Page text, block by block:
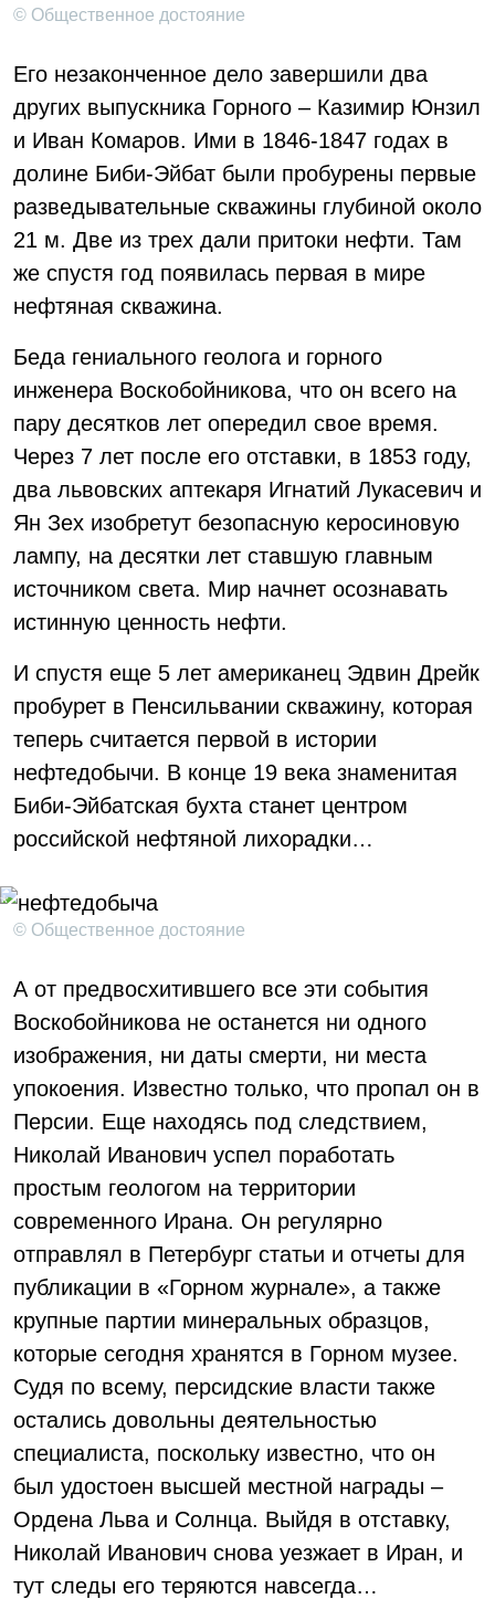
© Общественное достояние
Его незаконченное дело завершили два
других выпускника Горного – Казимир Юнзил
и Иван Комаров. Ими в 1846-1847 годах в
долине Биби-Эйбат были пробурены первые
разведывательные скважины глубиной около
21 м. Две из трех дали притоки нефти. Там
же спустя год появилась первая в мире
нефтяная скважина.
Беда гениального геолога и горного
инженера Воскобойникова, что он всего на
пару десятков лет опередил свое время.
Через 7 лет после его отставки, в 1853 году,
два львовских аптекаря Игнатий Лукасевич и
Ян Зех изобретут безопасную керосиновую
лампу, на десятки лет ставшую главным
источником света. Мир начнет осознавать
истинную ценность нефти.
И спустя еще 5 лет американец Эдвин Дрейк
пробурет в Пенсильвании скважину, которая
теперь считается первой в истории
нефтедобычи. В конце 19 века знаменитая
Биби-Эйбатская бухта станет центром
российской нефтяной лихорадки…
© Общественное достояние
А от предвосхитившего все эти события
Воскобойникова не останется ни одного
изображения, ни даты смерти, ни места
упокоения. Известно только, что пропал он в
Персии. Еще находясь под следствием,
Николай Иванович успел поработать
простым геологом на территории
современного Ирана. Он регулярно
отправлял в Петербург статьи и отчеты для
публикации в «Горном журнале», а также
крупные партии минеральных образцов,
которые сегодня хранятся в Горном музее.
Судя по всему, персидские власти также
остались довольны деятельностью
специалиста, поскольку известно, что он
был удостоен высшей местной награды –
Ордена Льва и Солнца. Выйдя в отставку,
Николай Иванович снова уезжает в Иран, и
тут следы его теряются навсегда…